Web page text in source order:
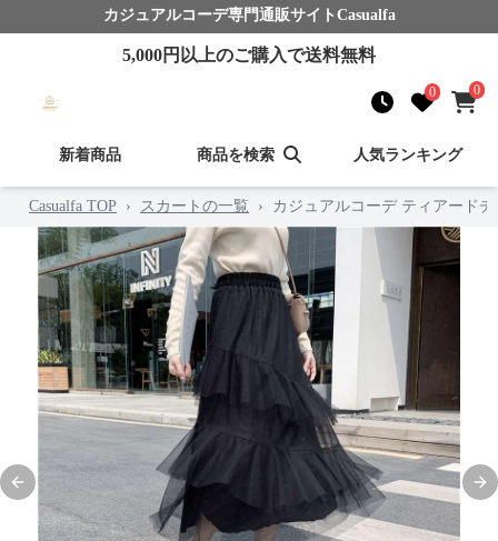
カジュアルコーデ専門通販サイト Casualfa
5,000円以上のご購入で送料無料
0 0
新着商品 商品を検索 人気ランキング
Casualfa TOP › スカートの一覧 › カジュアルコーデ ティアード
Previous slide